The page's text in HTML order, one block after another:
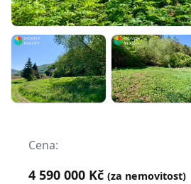
Cena:
4 590 000 Kč (za nemovitost)